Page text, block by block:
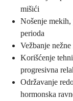
mišići
Nošenje
perioda
Vežbanje
Korišćenje
progresivna
Održavanje
hormonska